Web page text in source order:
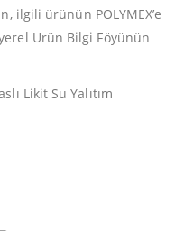
ilgili ürünün POLYMEX’e
Ürün Bilgi Föyünün
Likit Su Yalıtım